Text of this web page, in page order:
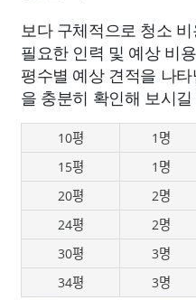
보다 구체적으로 청소
필요한 인력 및 예상 비
평수별 예상 견적을 나
을 충분히 확인해 보시
10평 1명
15평
1명
20평
2명
24평
2명
30평
3명
34평
3명